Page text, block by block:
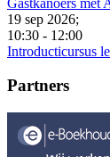
19 sep 2026;
10:30 - 12:00
Introducticursus
Partners